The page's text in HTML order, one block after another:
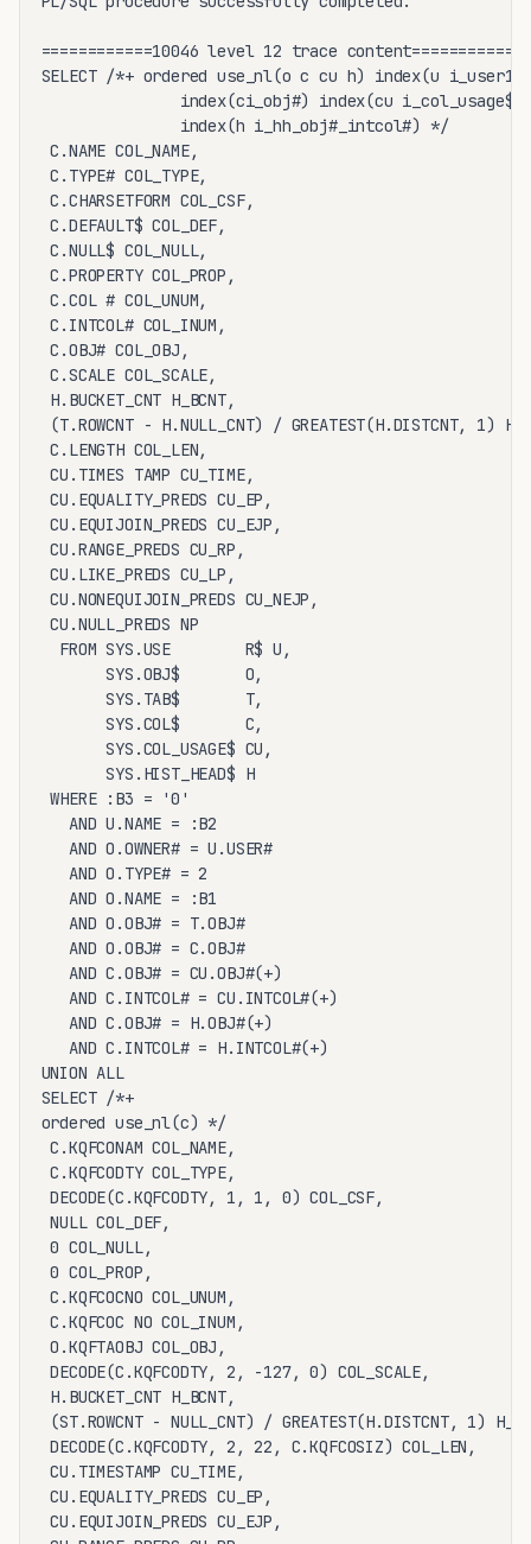
============10046 level 12 trace
SELECT /*+ ordered use_nl(o c cu h) index(u
               index(ci_obj#) index(cu i_col_usage$)
               index(h i_hh_obj#_intcol#) */
C.NAME COL_NAME,
C.TYPE# COL_TYPE,
C.CHARSETFORM COL_CSF,
C.DEFAULT$ COL_DEF,
C.NULL$ COL_NULL,
C.PROPERTY COL_PROP,
C.COL # COL_UNUM,
C.INTCOL# COL_INUM,
C.OBJ# COL_OBJ,
C.SCALE COL_SCALE,
H.BUCKET_CNT H_BCNT,
(T.ROWCNT - H.NULL_CNT) / GREATEST(H.DISTCNT, 1)
C.LENGTH COL_LEN,
CU.TIMES TAMP CU_TIME,
CU.EQUALITY_PREDS CU_EP,
CU.EQUIJOIN_PREDS CU_EJP,
CU.RANGE_PREDS CU_RP,
CU.LIKE_PREDS CU_LP,
CU.NONEQUIJOIN_PREDS CU_NEJP,
CU.NULL_PREDS NP
  FROM SYS.USE        R$ U,
       SYS.OBJ$       O,
       SYS.TAB$       T,
       SYS.COL$       C,
       SYS.COL_USAGE$ CU,
       SYS.HIST_HEAD$ H
WHERE :B3 = '0'
   AND U.NAME = :B2
   AND O.OWNER# = U.USER#
   AND O.TYPE# = 2
   AND O.NAME = :B1
   AND O.OBJ# = T.OBJ#
   AND O.OBJ# = C.OBJ#
   AND C.OBJ# = CU.OBJ#(+)
   AND C.INTCOL# = CU.INTCOL#(+)
   AND C.OBJ# = H.OBJ#(+)
   AND C.INTCOL# = H.INTCOL#(+)
UNION ALL
SELECT /*+
ordered use_nl(c) */
C.KQFCONAM COL_NAME,
C.KQFCODTY COL_TYPE,
DECODE(C.KQFCODTY, 1, 1, 0) COL_CSF,
NULL COL_DEF,
0 COL_NULL,
0 COL_PROP,
C.KQFCOCNO COL_UNUM,
C.KQFCOC NO COL_INUM,
O.KQFTAOBJ COL_OBJ,
DECODE(C.KQFCODTY, 2, -127, 0) COL_SCALE,
H.BUCKET_CNT H_BCNT,
(ST.ROWCNT - NULL_CNT) / GREATEST(H.DISTCNT, 1)
DECODE(C.KQFCODTY, 2, 22, C.KQFCOSIZ) COL_LEN,
CU.TIMESTAMP CU_TIME,
CU.EQUALITY_PREDS CU_EP,
CU.EQUIJOIN_PREDS CU_EJP,